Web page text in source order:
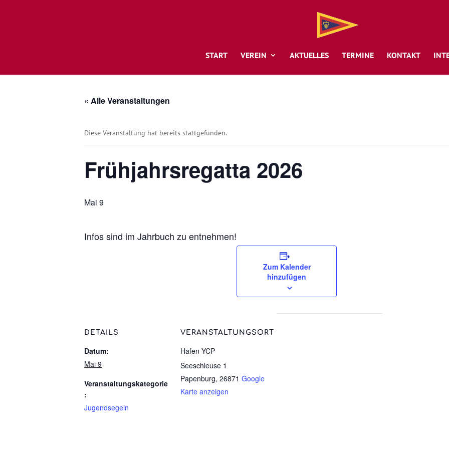
START VEREIN AKTUELLES TERMINE KONTAKT
« Alle Veranstaltungen
Diese Veranstaltung hat bereits stattgefunden.
Frühjahrsregatta 2026
Mai 9
Infos sind im Jahrbuch zu entnehmen!
Zum Kalender
hinzufügen
DETAILS
Datum:
Mai 9
Veranstaltungskategorie
:
Jugendsegeln
VERANSTALTUNGSORT
Hafen YCP
Seeschleuse 1
Papenburg, 26871 Google
Karte anzeigen